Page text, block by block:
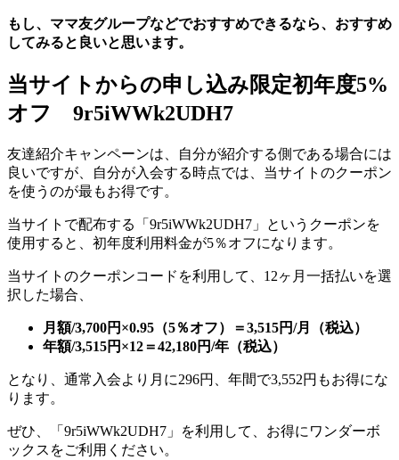
もし、ママ友グループなどでおすすめできるなら、おすすめ
してみると良いと思います。
当サイトからの申し込み限定初年度5%
オフ 9r5iWWk2UDH7
友達紹介キャンペーンは、自分が紹介する側である場合には
良いですが、自分が入会する時点では、当サイトのクーポン
を使うのが最もお得です。
当サイトで配布する「9r5iWWk2UDH7」というクーポンを
使用すると、初年度利用料金が5％オフになります。
当サイトのクーポンコードを利用して、12ヶ月一括払いを選
択した場合、
月額/3,700円×0.95（5％オフ）＝3,515円/月（税込）
年額/3,515円×12＝42,180円/年（税込）
となり、通常入会より月に296円、年間で3,552円もお得にな
ります。
ぜひ、「9r5iWWk2UDH7」を利用して、お得にワンダーボ
ックスをご利用ください。